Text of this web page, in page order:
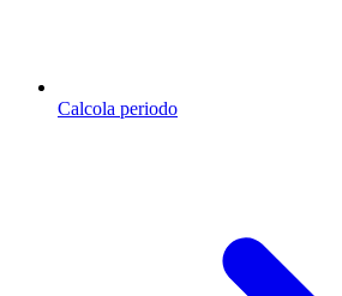
Calcola periodo